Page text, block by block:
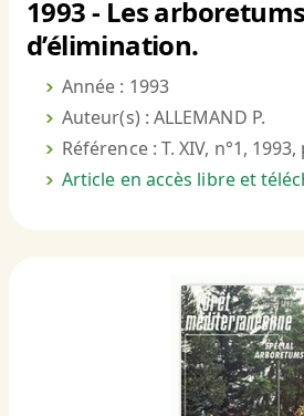
1993 - Les arboretums
d’élimination.
Année : 1993
Auteur(s) : ALLEMAND P.
Référence : T. XIV, n°1, 1993,
Article en accès libre et